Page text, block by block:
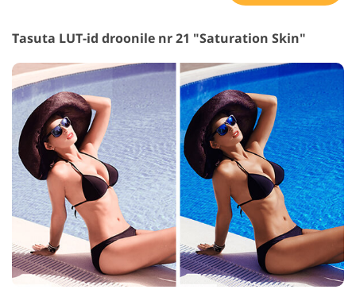
Tasuta LUT-id droonile nr 21 "Saturation Skin"